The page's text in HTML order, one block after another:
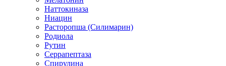
Наттокиназа
Ниацин
Расторопша (Силимарин)
Родиола
Рутин
Серрапептаза
Спирулина